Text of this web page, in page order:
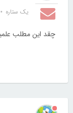
یک ستاره ⋆
چقد این مطلب